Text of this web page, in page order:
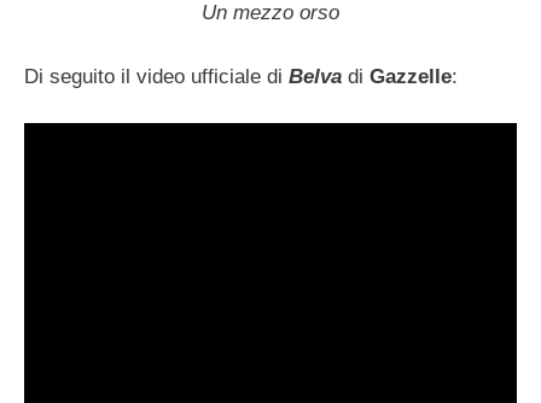
Un mezzo orso
Di seguito il video ufficiale di Belva di Gazzelle: